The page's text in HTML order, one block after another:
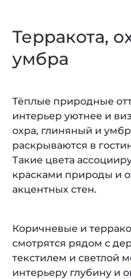
Терракота,
умбра
Тёплые природные
интерьер уютнее и
охра, глиняный и
раскрываются в
Такие цвета
красками природы и
акцентных стен.
Коричневые и
смотрятся рядом с
текстилем и светлой
интерьеру глубину и